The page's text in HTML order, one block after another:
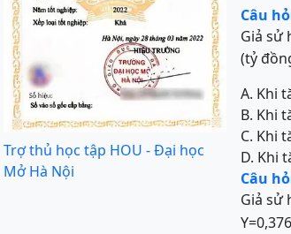
Trợ thủ học tập HOU - Đại học
Mở Hà Nội
Câu
Giả sử
(tỷ
A. Khi
B. Khi
C. Khi
D. Khi
Câu
Giả sử